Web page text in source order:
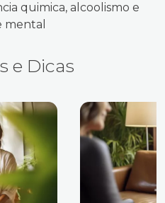
quimica, alcoolismo e
mental
e Dicas